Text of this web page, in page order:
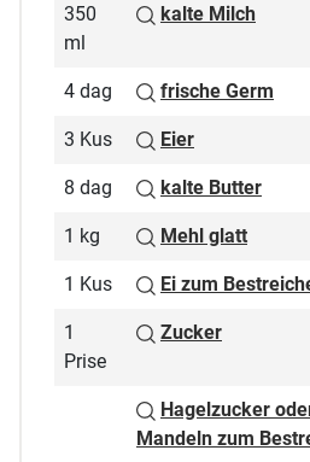
350
ml
kalte Milch
4 dag frische Germ
3 Kus Eier
8 dag kalte Butter
1 kg Mehl glatt
1 Kus Ei zum
1
Prise
Zucker
Hagelzucker
Mandeln zum